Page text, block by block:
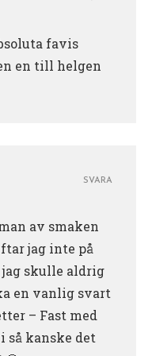
favis
en till helgen
av smaken
jag inte på
jag skulle aldrig
en vanlig svart
– Fast med
så kanske det
SVARA